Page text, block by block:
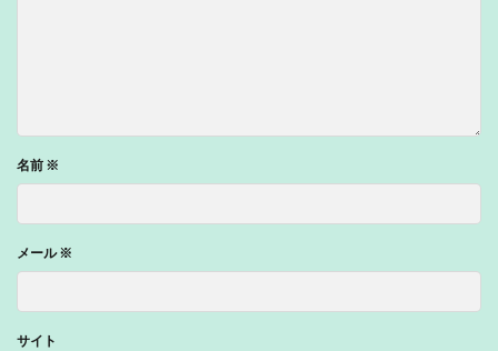
名前 ※
メール※
サイト